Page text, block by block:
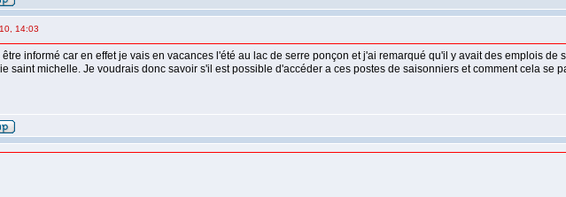
14:03
informé car en effet je vais en vacances l'été au lac de serre ponçon et j'ai remarqué qu'il y avait des emplois
saint michelle. Je voudrais donc savoir s'il est possible d'accéder a ces postes de saisonniers et comment cela se